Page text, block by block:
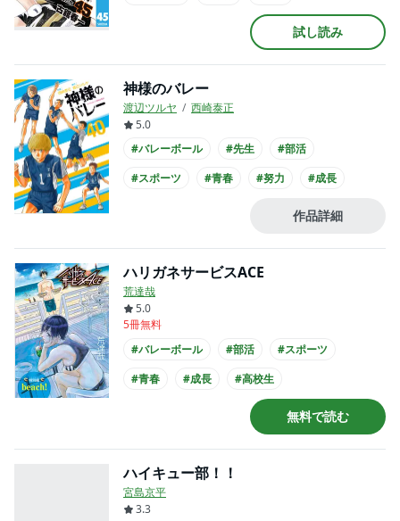
#このマンガがすごい
試し読み
神様のバレー
渡辺ツルヤ
西崎泰正
5.0
#バレーボール
#先生
#部活
#スポーツ
#青春 #努力 #成長
作品詳細
ハリガネサービスACE
荒達哉
5.0
5冊無料
#バレーボール
#部活
#スポーツ
#青春
#成長 #高校生
無料で読む
ハイキュー部！！
宮島京平
3.3